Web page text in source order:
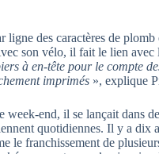
des caractères de
son vélo, il fait le lien avec
à en-tête pour le compte
imprimés », explique
end, il se lançait dans
quotidiennes. Il y a dix
le franchissement de